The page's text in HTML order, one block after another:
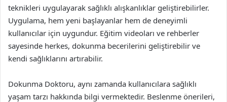
teknikleri uygulayarak sağlıklı alışkanlıklar geliştirebilirler.
Uygulama, hem yeni başlayanlar hem de deneyimli
kullanıcılar için uygundur. Eğitim videoları ve rehberler
sayesinde herkes, dokunma becerilerini geliştirebilir ve
kendi sağlıklarını artırabilir.
Dokunma Doktoru, aynı zamanda kullanıcılara sağlıklı
yaşam tarzı hakkında bilgi vermektedir. Beslenme önerileri,